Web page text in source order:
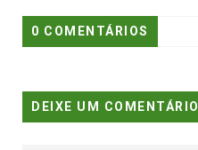
0 COMENTÁRIOS
DEIXE UM COMENTÁRIO